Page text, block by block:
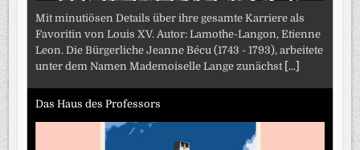
Mit minutiösen Details über ihre gesamte Karriere als
Favoritin von Louis XV. Autor: Lamothe-Langon, Etienne
Leon. Die Bürgerliche Jeanne Bécu (1743 - 1793), arbeitete
unter dem Namen Mademoiselle Lange zunächst [...]
Das Haus des Professors